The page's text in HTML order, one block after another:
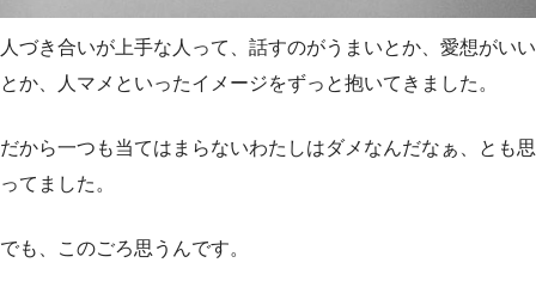
人づき合いが上手な人って、話すのがうまいとか、愛想がいい
とか、人マメといったイメージをずっと抱いてきました。
だから一つも当てはまらないわたしはダメなんだなぁ、とも思
ってました。
でも、このごろ思うんです。